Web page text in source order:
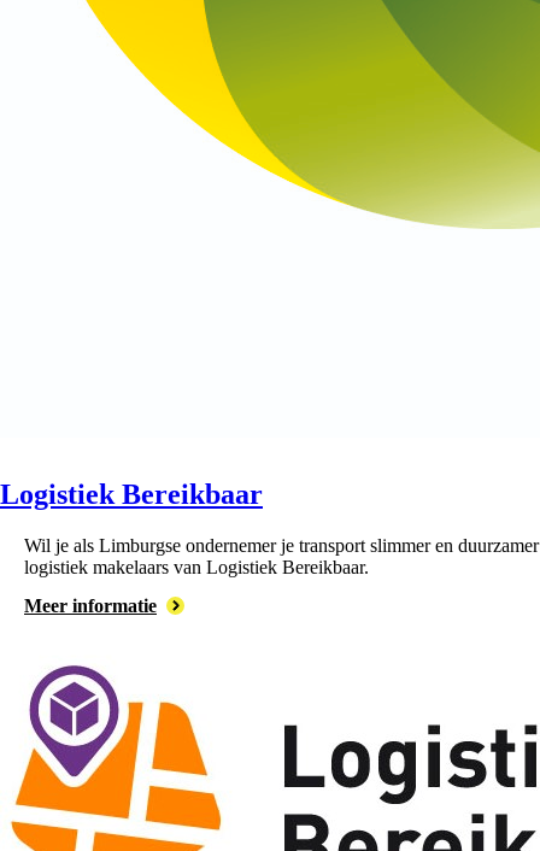
Logistiek Bereikbaar
Wil je als Limburgse ondernemer je transport slimmer en
logistiek makelaars van Logistiek Bereikbaar.
Meer informatie